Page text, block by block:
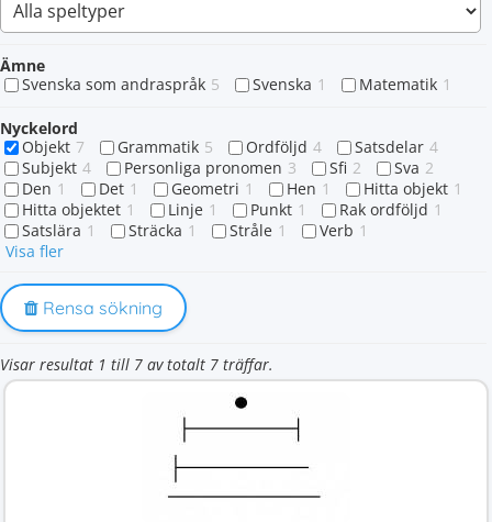
Ämne
Svenska som andraspråk 5 Svenska 1 Matematik 1
Nyckelord
Objekt 7 Grammatik 5 Ordföljd 4 Satsdelar 4
Subjekt 4 Personliga pronomen 3 Sfi 2 Sva 2
Den 1 Det 1 Geometri 1 Hen 1 Hitta objekt 1
Hitta objektet 1 Linje 1 Punkt 1 Rak ordföljd 1
Satslära 1 Sträcka 1 Stråle 1 Verb 1
Visa fler
Rensa sökning
Visar resultat 1 till 7 av totalt 7 träffar.